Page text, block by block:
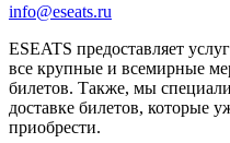
info@eseats.ru
ESEATS предоставляет
все крупные и всемирные
билетов. Также, мы
доставке билетов, которые
приобрести.